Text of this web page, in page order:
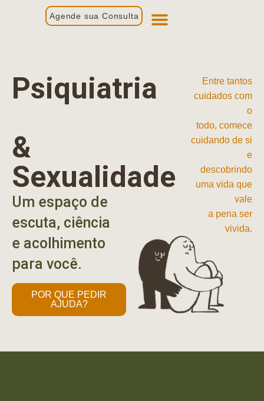
Agende sua Consulta
Psiquiatria
&
Sexualidade
Um espaço de
escuta, ciência
e acolhimento
para você.
POR QUE PEDIR
AJUDA?
Entre tantos
cuidados com
o
todo, comece
cuidando de si
e
descobrindo
uma vida que
vale
a pena ser
vivida.